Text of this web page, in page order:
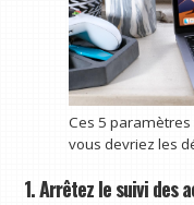
Ces 5
vous devriez les
1. Arrêtez le suivi des